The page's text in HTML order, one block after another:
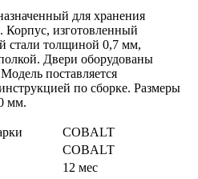
для хранения
Корпус, изготовленный
стали толщиной 0,7 мм,
Двери оборудованы
поставляется
по сборке. Размеры
мм.
COBALT
COBALT
12 мес